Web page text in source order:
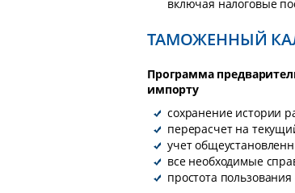
включая налоговые
ТАМОЖЕННЫЙ
Программа
импорту
сохранение истории
перерасчет на
учет
все необходимые
простота пользования